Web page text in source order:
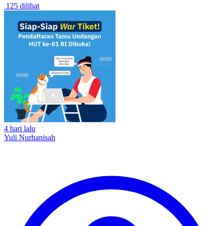
125 dilihat
4 hari lalu
Yuli Nurhanisah